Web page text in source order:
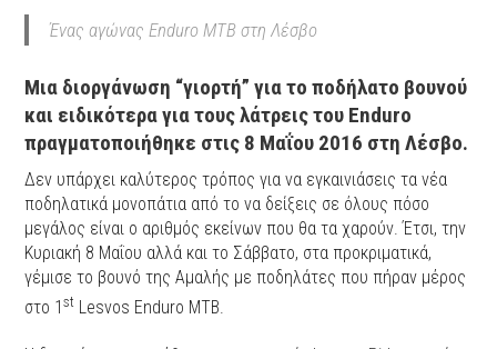
Ένας αγώνας Enduro MTB στη Λέσβο
Μια διοργάνωση “γιορτή” για το ποδήλατο βουνού
και ειδικότερα για τους λάτρεις του Enduro
πραγματοποιήθηκε στις 8 Μαΐου 2016 στη Λέσβο.
Δεν υπάρχει καλύτερος τρόπος για να εγκαινιάσεις τα νέα
ποδηλατικά μονοπάτια από το να δείξεις σε όλους πόσο
μεγάλος είναι ο αριθμός εκείνων που θα τα χαρούν. Έτσι, την
Κυριακή 8 Μαΐου αλλά και το Σάββατο, στα προκριματικά,
γέμισε το βουνό της Αμαλής με ποδηλάτες που πήραν μέρος
στο 1st Lesvos Enduro MTB.